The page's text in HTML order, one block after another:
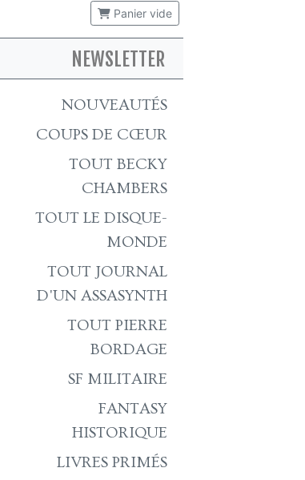
Panier vide
NEWSLETTER
NOUVEAUTÉS
COUPS DE CŒUR
TOUT BECKY
CHAMBERS
TOUT LE DISQUE-
MONDE
TOUT JOURNAL
D'UN ASSASYNTH
TOUT PIERRE
BORDAGE
SF MILITAIRE
FANTASY
HISTORIQUE
LIVRES PRIMÉS